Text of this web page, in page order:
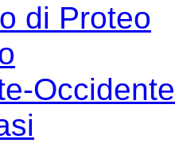
di Proteo